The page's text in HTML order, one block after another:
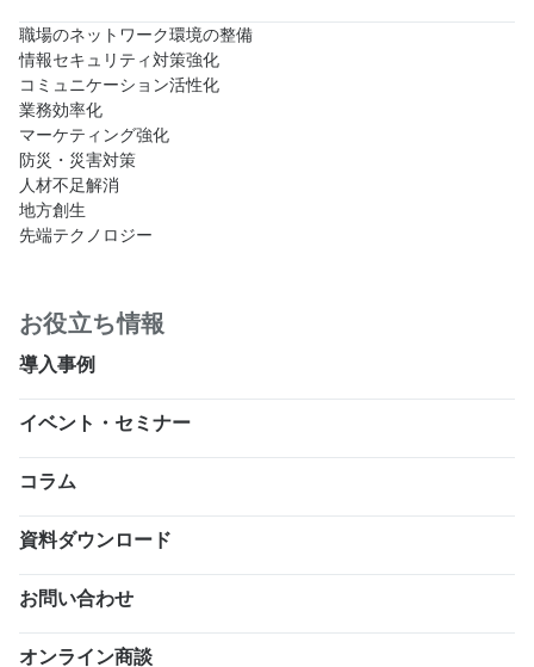
職場のネットワーク環境の整備
情報セキュリティ対策強化
コミュニケーション活性化
業務効率化
マーケティング強化
防災・災害対策
人材不足解消
地方創生
先端テクノロジー
お役立ち情報
導入事例
イベント・セミナー
コラム
資料ダウンロード
お問い合わせ
オンライン商談